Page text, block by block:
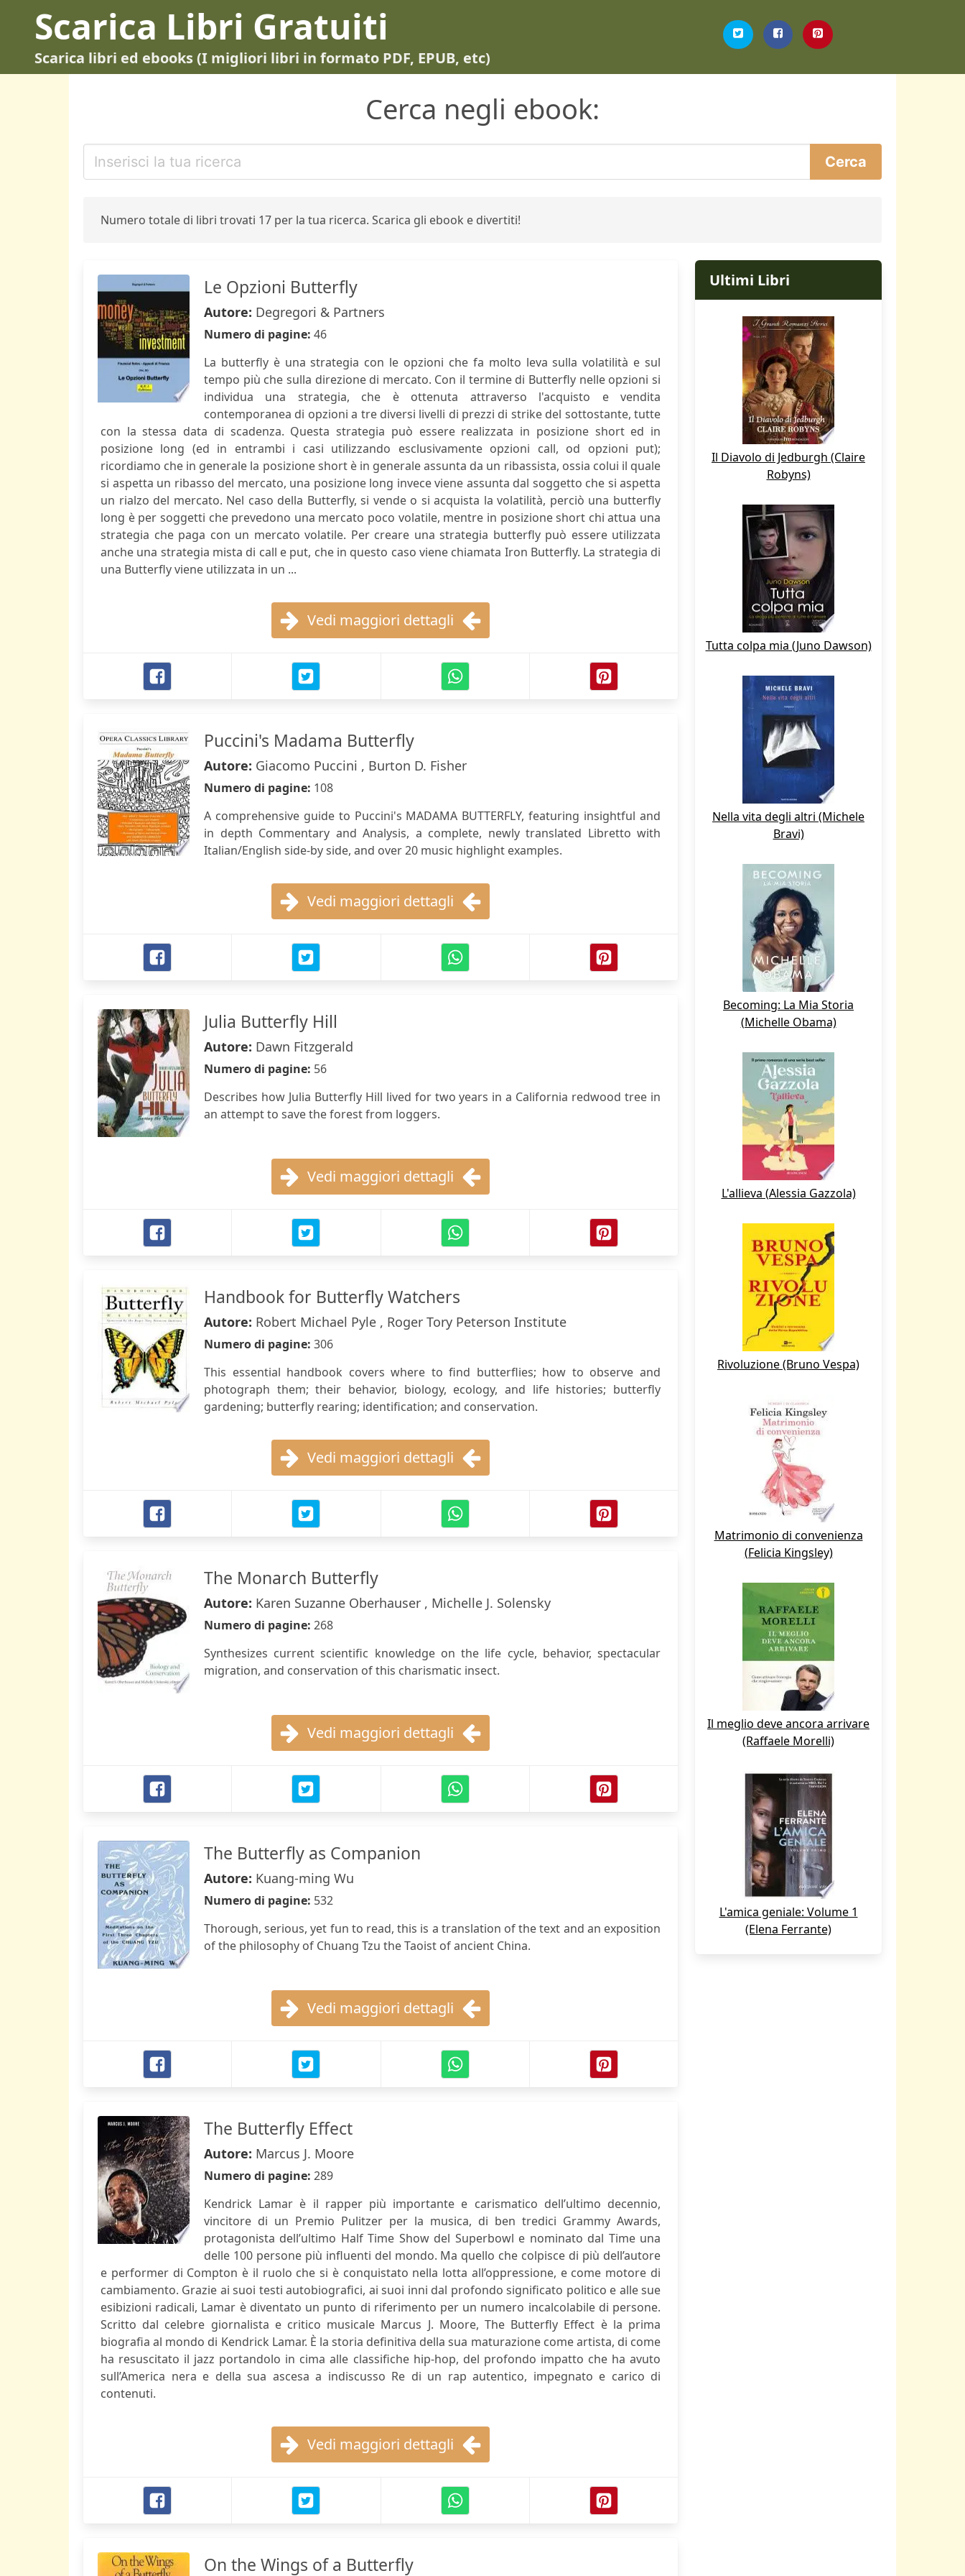
Scarica Libri Gratuiti
Scarica libri ed ebooks (I migliori libri in formato PDF, EPUB, etc)
Cerca negli ebook:
Numero totale di libri trovati 17 per la tua ricerca. Scarica gli ebook e divertiti!
Le Opzioni Butterfly
Autore: Degregori & Partners
Numero di pagine: 46
La butterfly è una strategia con le opzioni che fa molto leva sulla volatilità e sul
tempo più che sulla direzione di mercato. Con il termine di Butterfly nelle opzioni si
individua una strategia, che è ottenuta attraverso l'acquisto e vendita
contemporanea di opzioni a tre diversi livelli di prezzi di strike del sottostante, tutte
con la stessa data di scadenza. Questa strategia può essere realizzata in posizione short ed in
posizione long (ed in entrambi i casi utilizzando esclusivamente opzioni call, od opzioni put);
ricordiamo che in generale la posizione short è in generale assunta da un ribassista, ossia colui il quale
si aspetta un ribasso del mercato, una posizione long invece viene assunta dal soggetto che si aspetta
un rialzo del mercato. Nel caso della Butterfly, si vende o si acquista la volatilità, perciò una butterfly
long è per soggetti che prevedono una mercato poco volatile, mentre in posizione short chi attua una
strategia che paga con un mercato volatile. Per creare una strategia butterfly può essere utilizzata
anche una strategia mista di call e put, che in questo caso viene chiamata Iron Butterfly. La strategia di
una Butterfly viene utilizzata in un ...
Vedi maggiori dettagli
Puccini's Madama Butterfly
Autore: Giacomo Puccini , Burton D. Fisher
Numero di pagine: 108
A comprehensive guide to Puccini's MADAMA BUTTERFLY, featuring insightful and
in depth Commentary and Analysis, a complete, newly translated Libretto with
Italian/English side-by side, and over 20 music highlight examples.
Vedi maggiori dettagli
Julia Butterfly Hill
Autore: Dawn Fitzgerald
Numero di pagine: 56
Describes how Julia Butterfly Hill lived for two years in a California redwood tree in
an attempt to save the forest from loggers.
Vedi maggiori dettagli
Handbook for Butterfly Watchers
Autore: Robert Michael Pyle , Roger Tory Peterson Institute
Numero di pagine: 306
This essential handbook covers where to find butterflies; how to observe and
photograph them; their behavior, biology, ecology, and life histories; butterfly
gardening; butterfly rearing; identification; and conservation.
Vedi maggiori dettagli
The Monarch Butterfly
Autore: Karen Suzanne Oberhauser , Michelle J. Solensky
Numero di pagine: 268
Synthesizes current scientific knowledge on the life cycle, behavior, spectacular
migration, and conservation of this charismatic insect.
Vedi maggiori dettagli
The Butterfly as Companion
Autore: Kuang-ming Wu
Numero di pagine: 532
Thorough, serious, yet fun to read, this is a translation of the text and an exposition
of the philosophy of Chuang Tzu the Taoist of ancient China.
Vedi maggiori dettagli
The Butterfly Effect
Autore: Marcus J. Moore
Numero di pagine: 289
Kendrick Lamar è il rapper più importante e carismatico dell’ultimo decennio,
vincitore di un Premio Pulitzer per la musica, di ben tredici Grammy Awards,
protagonista dell’ultimo Half Time Show del Superbowl e nominato dal Time una
delle 100 persone più influenti del mondo. Ma quello che colpisce di più dell’autore
e performer di Compton è il ruolo che si è conquistato nella lotta all’oppressione, e come motore di
cambiamento. Grazie ai suoi testi autobiografici, ai suoi inni dal profondo significato politico e alle sue
esibizioni radicali, Lamar è diventato un punto di riferimento per un numero incalcolabile di persone.
Scritto dal celebre giornalista e critico musicale Marcus J. Moore, The Butterfly Effect è la prima
biografia al mondo di Kendrick Lamar. È la storia definitiva della sua maturazione come artista, di come
ha resuscitato il jazz portandolo in cima alle classifiche hip-hop, del profondo impatto che ha avuto
sull’America nera e della sua ascesa a indiscusso Re di un rap autentico, impegnato e carico di
contenuti.
Vedi maggiori dettagli
On the Wings of a Butterfly
Ultimi Libri
Il Diavolo di Jedburgh (Claire
Robyns)
Tutta colpa mia (Juno Dawson)
Nella vita degli altri (Michele
Bravi)
Becoming: La Mia Storia
(Michelle Obama)
L'allieva (Alessia Gazzola)
Rivoluzione (Bruno Vespa)
Matrimonio di convenienza
(Felicia Kingsley)
Il meglio deve ancora arrivare
(Raffaele Morelli)
L'amica geniale: Volume 1
(Elena Ferrante)